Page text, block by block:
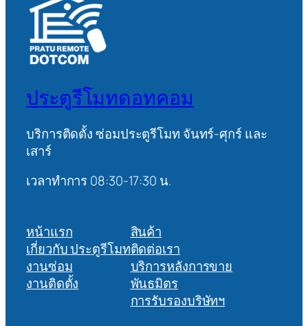
ประตูรีโมทดอทคอม
บริการติดตั้ง ซ่อมประตูรีโมท จันทร์-ศุกร์ และ
เสาร์
เวลาทำการ 08:30-17:30 น.
หน้าแรก
เกี่ยวกับ ประตูรีโมท
งานซ่อม
งานติดตั้ง
สินค้า
ติดต่อเรา
บริการหลังการขาย
พันธมิตร
การรับรองบริษัทฯ